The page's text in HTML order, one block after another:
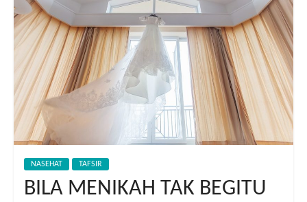
NASEHAT TAFSIR
BILA MENIKAH TAK BEGITU